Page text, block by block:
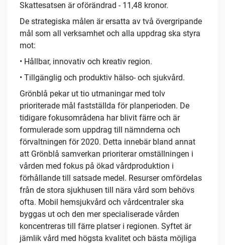
Skattesatsen är oförändrad - 11,48 kronor.
De strategiska målen är ersatta av två övergripande
mål som all verksamhet och alla uppdrag ska styra
mot:
• Hållbar, innovativ och kreativ region.
• Tillgänglig och produktiv hälso- och sjukvård.
Grönblå pekar ut tio utmaningar med tolv
prioriterade mål fastställda för planperioden. De
tidigare fokusområdena har blivit färre och är
formulerade som uppdrag till nämnderna och
förvaltningen för 2020. Detta innebär bland annat
att Grönblå samverkan prioriterar omställningen i
vården med fokus på ökad vårdproduktion i
förhållande till satsade medel. Resurser omfördelas
från de stora sjukhusen till nära vård som behövs
ofta. Mobil hemsjukvård och vårdcentraler ska
byggas ut och den mer specialiserade vården
koncentreras till färre platser i regionen. Syftet är
jämlik vård med högsta kvalitet och bästa möjliga